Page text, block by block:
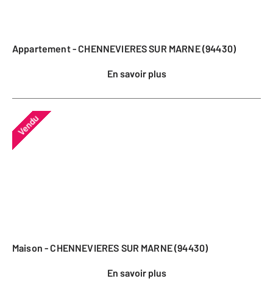
Appartement - CHENNEVIERES SUR MARNE (94430)
En savoir plus
Vendu
Maison - CHENNEVIERES SUR MARNE (94430)
En savoir plus